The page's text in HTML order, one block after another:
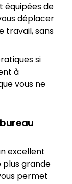
équipées de
déplacer
travail, sans
si
à
vous ne
excellent
plus grande
permet